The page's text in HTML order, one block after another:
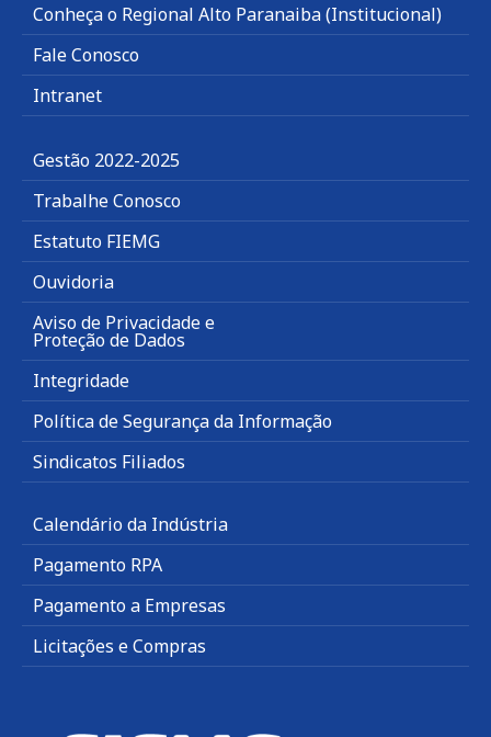
Conheça o Regional Alto Paranaiba (Institucional)
Fale Conosco
Intranet
Gestão 2022-2025
Trabalhe Conosco
Estatuto FIEMG
Ouvidoria
Aviso de Privacidade e
Proteção de Dados
Integridade
Política de Segurança da Informação
Sindicatos Filiados
Calendário da Indústria
Pagamento RPA
Pagamento a Empresas
Licitações e Compras